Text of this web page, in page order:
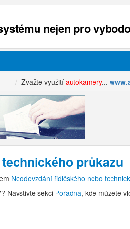
nejen pro
Zvažte využití autokamery...
průkazu
Neodevzdání řidičského nebo
Navštivte sekci Poradna, kde můžete